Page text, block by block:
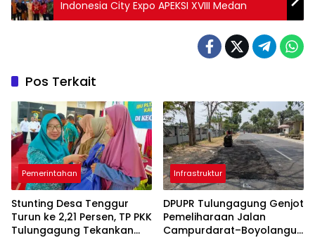
Indonesia City Expo APEKSI XVIII Medan
Pos Terkait
Pemerintahan
Stunting Desa Tenggur
Turun ke 2,21 Persen, TP PKK
Tulungagung Tekankan
Infrastruktur
DPUPR Tulungagung Genjot
Pemeliharaan Jalan
Campurdarat–Boyolangu,